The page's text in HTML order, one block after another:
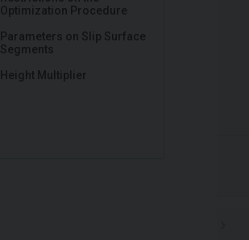
Optimization Procedure
Parameters on Slip Surface
Segments
Height Multiplier